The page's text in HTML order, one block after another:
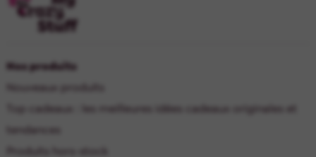
Nos produits
Nouveaux produits
Top cadeaux : les meilleures idées cadeaux originales et
tendances